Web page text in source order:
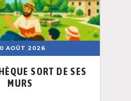
AOÛT 2026
SORT DE SES
MURS